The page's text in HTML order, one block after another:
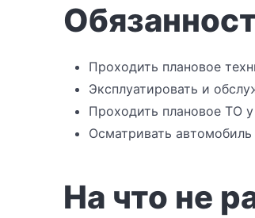
Проходить плановое
Эксплуатировать и
Проходить плановое ТО
Осматривать
На что не